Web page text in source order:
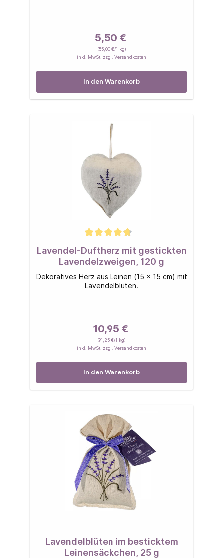
5,50 €
(55,00 €/1 kg)
inkl. MwSt. zzgl. Versandkosten
In den Warenkorb
Lavendel-Duftherz mit gestickten
Lavendelzweigen, 120 g
Dekoratives Herz aus Leinen (15 x 15 cm) mit
Lavendelblüten.
10,95 €
(91,25 €/1 kg)
inkl. MwSt. zzgl. Versandkosten
In den Warenkorb
Lavendelblüten im besticktem
Leinensäckchen, 25 g